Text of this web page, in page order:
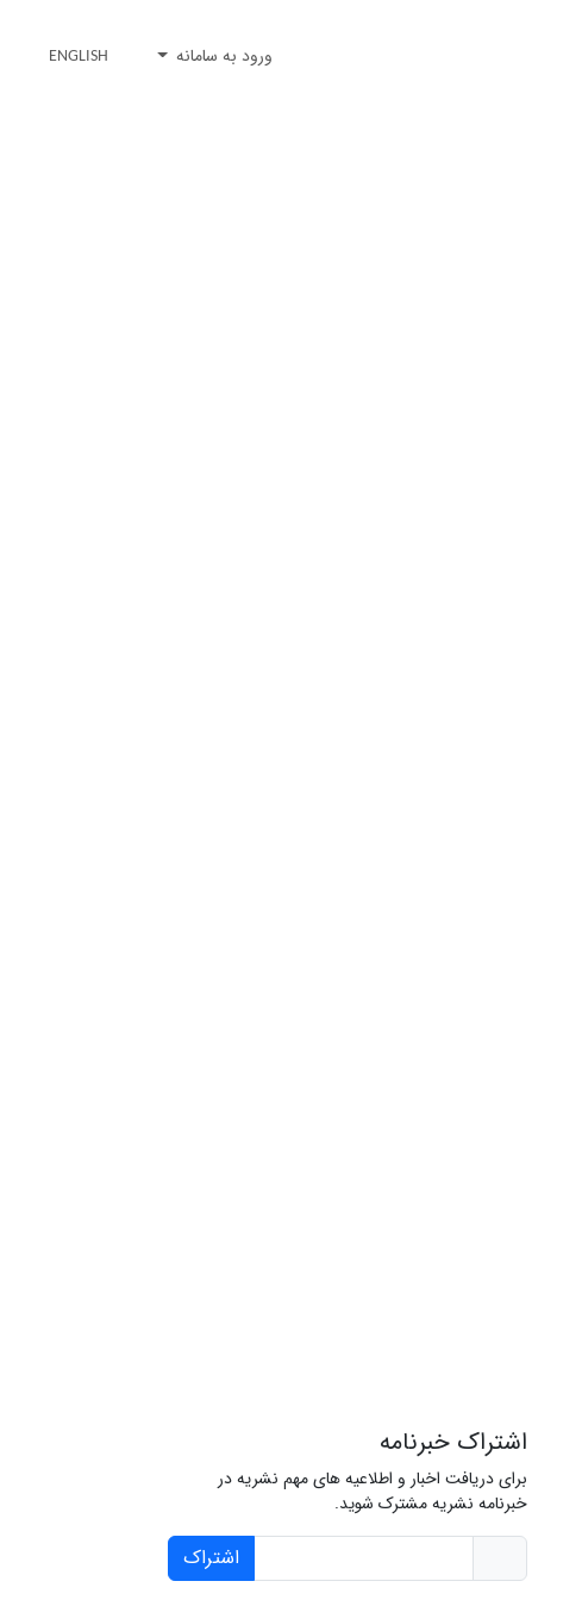
ورود به سامانه ENGLISH
اشتراک خبرنامه
برای دریافت اخبار و اطلاعیه های مهم نشریه در
خبرنامه نشریه مشترک شوید.
اشتراک